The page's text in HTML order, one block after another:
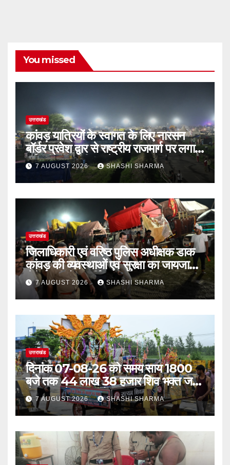
You missed
उत्तराखंड
कांवड़ यात्रियों के स्वागत के लिए नारसन
बॉर्डर प्रवेश द्वार से राष्ट्रीय राजमार्ग पर लगाई
गई रंगीन एलईडी लाइटें
7 AUGUST 2026 SHASHI SHARMA
उत्तराखंड
जिलाधिकारी एवं वरिष्ठ पुलिस अधीक्षक डाक
कांवड़ की व्यवस्थाओं एवं सुरक्षा का जायजा
लेने बैरागी कैंप पार्किंग स्थल जीरो ग्राउंड पर
देर रात्रि पहुंचे
7 AUGUST 2026 SHASHI SHARMA
उत्तराखंड
दिनांक 07-08-26 को समय साय 1800
बजे तक 44 लाख 38 हजार शिव भक्त जल
लेकर अपने गंतव्य को प्रस्थान कर चुके
7 AUGUST 2026 SHASHI SHARMA